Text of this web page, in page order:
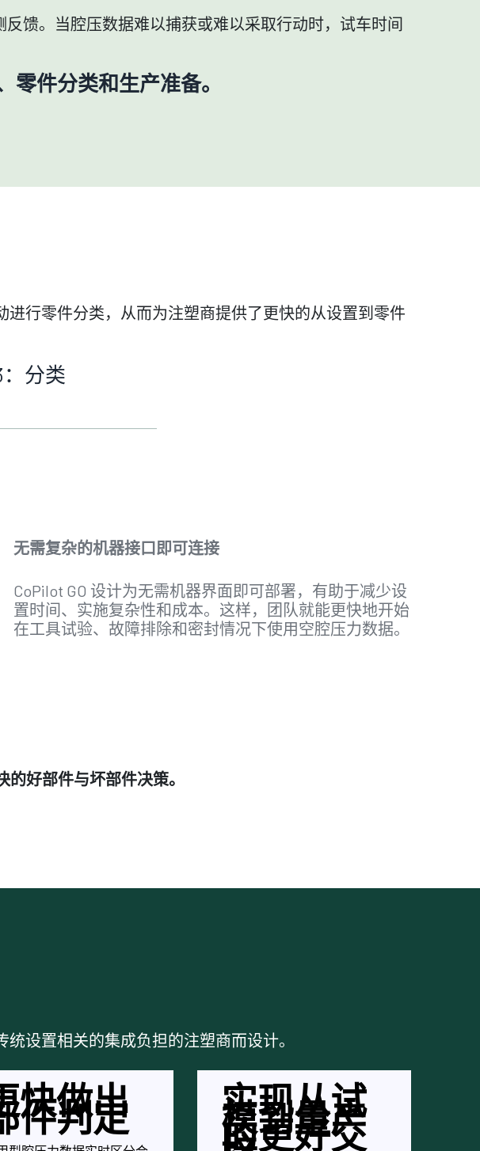
馈。当腔压数据难以捕获或难以采取行动时，试车时间
零件分类和生产准备。
行零件分类，从而为注塑商提供了更快的从设置到零件
分类
无需复杂的机器接口即可连接
CoPilot GO 设计为无需机器界面即可部署，有助于减少设
置时间、实施复杂性和成本。这样，团队就能更快地开始
在工具试验、故障排除和密封情况下使用空腔压力数据。
好部件与坏部件决策。
设置相关的集成负担的注塑商而设计。
快做出
件判定 实现从试
模到量产
的更好交